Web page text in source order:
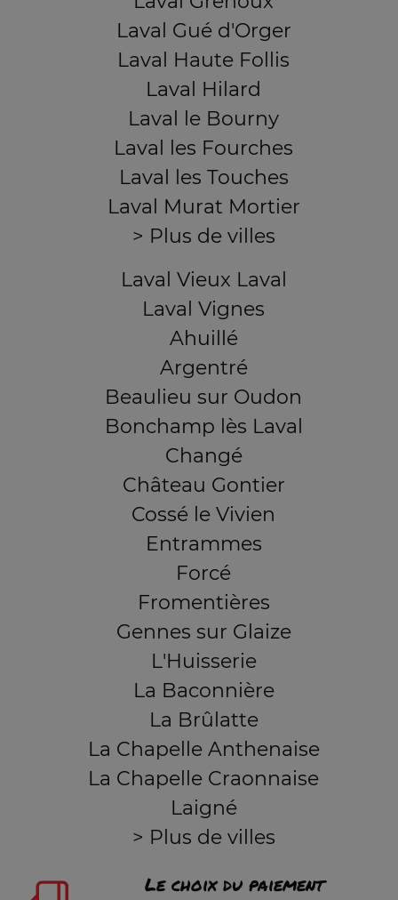
Laval Gué d'Orger
Laval Haute Follis
Laval Hilard
Laval le Bourny
Laval les Fourches
Laval les Touches
Laval Murat Mortier
> Plus de villes
Laval Vieux Laval
Laval Vignes
Ahuillé
Argentré
Beaulieu sur Oudon
Bonchamp lès Laval
Changé
Château Gontier
Cossé le Vivien
Entrammes
Forcé
Fromentières
Gennes sur Glaize
L'Huisserie
La Baconnière
La Brûlatte
La Chapelle Anthenaise
La Chapelle Craonnaise
Laigné
> Plus de villes
Le choix du paiement